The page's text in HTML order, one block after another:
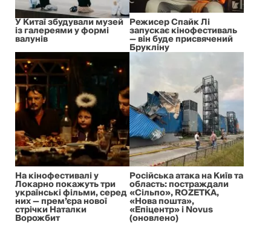
У Китаї збудували музей
із галереями у формі
валунів
Режисер Спайк Лі
запускає кінофестиваль
— він буде присвячений
Брукліну
На кінофестивалі у
Локарно покажуть три
українські фільми, серед
них — прем’єра нової
стрічки Наталки
Ворожбит
Російська атака на Київ та
область: постраждали
«Сільпо», ROZETKA,
«Нова пошта»,
«Епіцентр» і Novus
(оновлено)